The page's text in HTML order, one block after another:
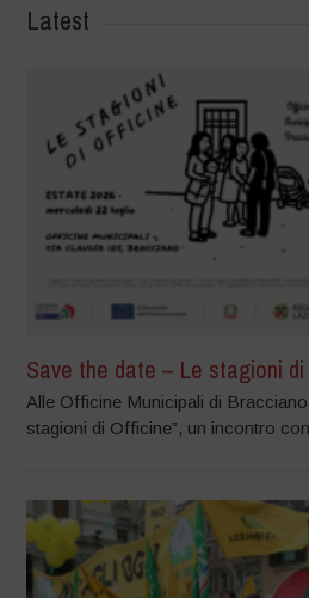
Latest
Save the date – Le stagioni
Alle Officine Municipali di
stagioni di Officine”, un incontro